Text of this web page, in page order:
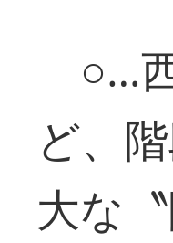
○…
ど、
大な